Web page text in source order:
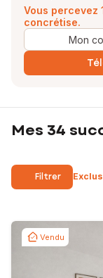
Vous percevez
concrétise.
Mon
Mes 34
Filtrer
Vendu